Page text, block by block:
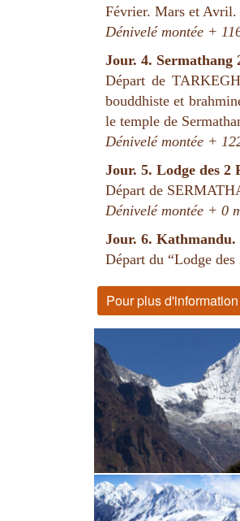
Février. Mars et Avril.
Dénivelé montée +
Jour. 4. Sermathang
Départ de
bouddhiste et
le temple de
Dénivelé montée +
Jour. 5. Lodge des 2
Départ de
Dénivelé montée + 0
Jour. 6. Kathmandu.
Départ du “Lodge
Pour plus